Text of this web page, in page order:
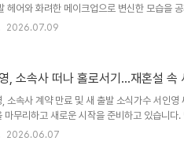
헤어와 화려한 메이크업으로 변신한 모습을
팬츠를 매치한 과감한 스타일링은 군살 없이
. 공개된 사진 속에서 선미는 카메라를 향해
하트 포즈를 취하며 다채로운 매력을 선보였
2026.07.09
, 소속사 떠나 홀로서기…재혼설 속
, 소속사 계약 만료 및 새 출발 소식가수 서인영
마무리하고 새로운 시작을 준비하고 있습니다
나, 이혼 발표 후 모든 활동을 중단한 바 있습니
2026.06.07